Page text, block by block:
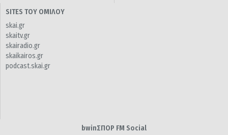
SITES ΤΟΥ ΟΜΙΛΟΥ
skai.gr
skaitv.gr
skairadio.gr
skaikairos.gr
podcast.skai.gr
bwinΣΠΟΡ FM Social